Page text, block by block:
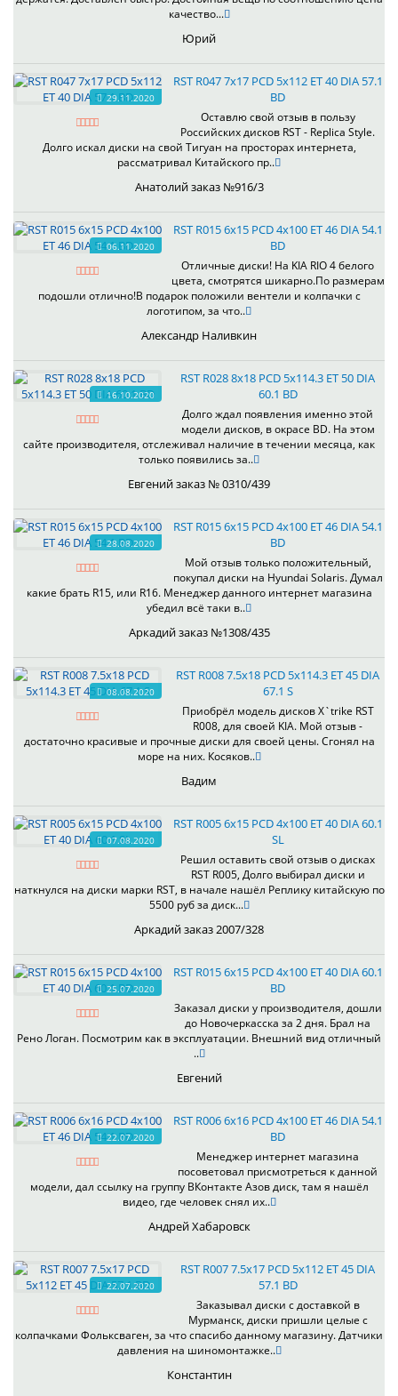
качество...
Юрий
29.11.2020
RST R047 7x17 PCD 5x112 ET 40 DIA 57.1
BD
Оставлю свой отзыв в пользу
Российских дисков RST - Replica Style.
Долго искал диски на свой Тигуан на просторах интернета,
рассматривал Китайского пр..
Анатолий заказ №916/3
06.11.2020
RST R015 6x15 PCD 4x100 ET 46 DIA 54.1
BD
Отличные диски! На KIA RIO 4 белого
цвета, смотрятся шикарно.По размерам
подошли отлично!В подарок положили вентели и колпачки с
логотипом, за что..
Александр Наливкин
16.10.2020
RST R028 8x18 PCD 5x114.3 ET 50 DIA
60.1 BD
Долго ждал появления именно этой
модели дисков, в окрасе BD. На этом
сайте производителя, отслеживал наличие в течении месяца, как
только появились за..
Евгений заказ № 0310/439
28.08.2020
RST R015 6x15 PCD 4x100 ET 46 DIA 54.1
BD
Мой отзыв только положительный,
покупал диски на Hyundai Solaris. Думал
какие брать R15, или R16. Менеджер данного интернет магазина
убедил всё таки в..
Аркадий заказ №1308/435
08.08.2020
RST R008 7.5x18 PCD 5x114.3 ET 45 DIA
67.1 S
Приобрёл модель дисков X`trike RST
R008, для своей KIA. Мой отзыв -
достаточно красивые и прочные диски для своей цены. Сгонял на
море на них. Косяков..
Вадим
07.08.2020
RST R005 6x15 PCD 4x100 ET 40 DIA 60.1
SL
Решил оставить свой отзыв о дисках
RST R005, Долго выбирал диски и
наткнулся на диски марки RST, в начале нашёл Реплику китайскую по
5500 руб за диск...
Аркадий заказ 2007/328
25.07.2020
RST R015 6x15 PCD 4x100 ET 40 DIA 60.1
BD
Заказал диски у производителя, дошли
до Новочеркасска за 2 дня. Брал на
Рено Логан. Посмотрим как в эксплуатации. Внешний вид отличный
..
Евгений
22.07.2020
RST R006 6x16 PCD 4x100 ET 46 DIA 54.1
BD
Менеджер интернет магазина
посоветовал присмотреться к данной
модели, дал ссылку на группу ВКонтакте Азов диск, там я нашёл
видео, где человек снял их..
Андрей Хабаровск
22.07.2020
RST R007 7.5x17 PCD 5x112 ET 45 DIA
57.1 BD
Заказывал диски с доставкой в
Мурманск, диски пришли целые с
колпачками Фольксваген, за что спасибо данному магазину. Датчики
давления на шиномонтажке..
Константин